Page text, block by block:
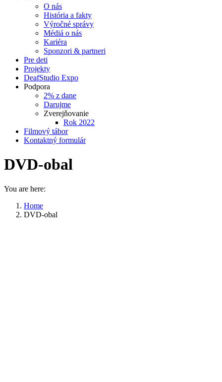
O nás
História a fakty
Výročné správy
Médiá o nás
Kariéra
Sponzori & partneri
Pre deti
Projekty
DeafStudio Expo
Podpora
2% z dane
Darujme
Zverejňovanie
Rok 2022
Filmový tábor
Kontaktný formulár
DVD-obal
You are here:
Home
DVD-obal